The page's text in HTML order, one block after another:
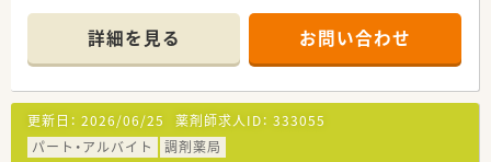
いながら経営しております。
■在宅に力を入れており、在宅医療に関わりの深いケアマネージ
ャーの資格を持つ薬剤師が中心となり、各店舗「個人」「施設」問
わず在宅を行っております。
詳細を見る お問い合わせ
更新日： 2026/06/25 薬剤師求人ID： 333055
パート・アルバイト
調剤薬局